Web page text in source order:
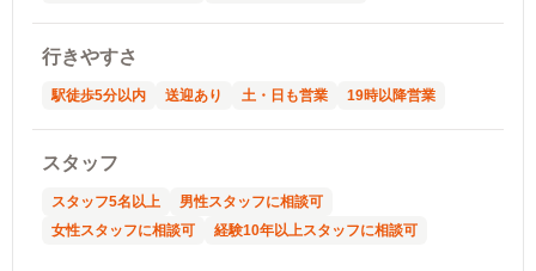
行きやすさ
駅徒歩5分以内 送迎あり 土・日も営業 19時以降営業
スタッフ
スタッフ5名以上
男性スタッフに相談可
女性スタッフに相談可
経験10年以上スタッフに相談可